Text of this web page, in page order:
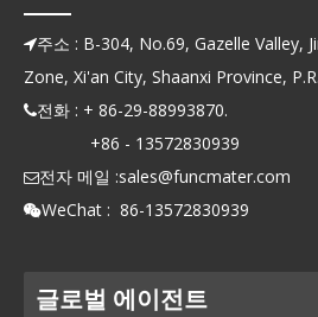
주소 : B-304, No.69, Gazelle Valley,
Zone, Xi'an City, Shaanxi Province,
전화 : + 86-29-88993870.
+86 - 13572830939
전자 메일 :sales@funcmater.com
WeChat : 86-13572830939
글로벌 에이전트